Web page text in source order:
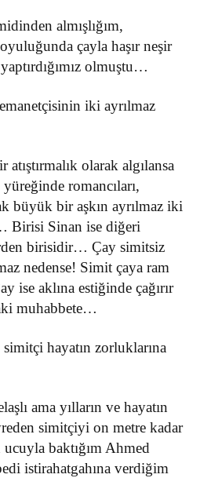
almışlığım,
çayla haşır neşir
olmuştu…
iki ayrılmaz
olarak algılansa
romancıları,
büyük bir aşkın ayrılmaz iki
Birisi Sinan ise diğeri
birisidir… Çay simitsiz
nedense! Simit çaya ram
ise aklına estiğinde çağırır
muhabbete…
hayatın zorluklarına
ama yılların ve hayatın
simitçiyi on metre kadar
baktığım Ahmed
istirahatgahına verdiğim